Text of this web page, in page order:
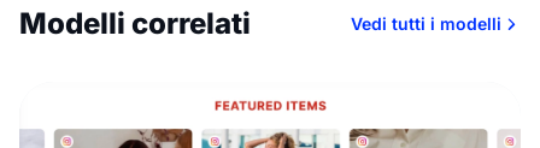
Modelli correlati Vedi tutti i modelli